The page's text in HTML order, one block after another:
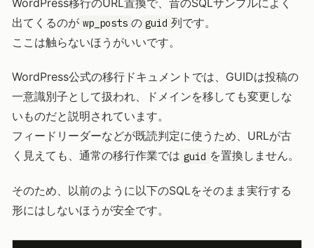
出てくるのが wp_posts の guid 列です。
ここは触らないほうがいいです。
WordPress公式の移行ドキュメントでは、GUIDは投稿の
一意識別子として扱われ、ドメインを移しても変更しな
いものだと説明されています。
フィードリーダーなどが既読判定に使うため、URLが古
く見えても、通常の移行作業では guid を置換しません。
そのため、以前のように以下のSQLをそのまま実行する
形にはしないほうが安全です。